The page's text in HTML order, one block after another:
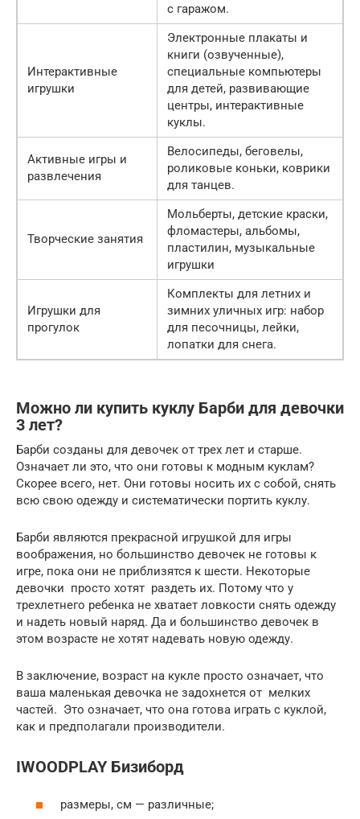
с гаражом.
Интерактивные
игрушки
Электронные плакаты и
книги (озвученные),
специальные компьютеры
для детей, развивающие
центры, интерактивные
куклы.
Активные игры и
развлечения
Велосипеды, беговелы,
роликовые коньки, коврики
для танцев.
Творческие занятия
Мольберты, детские краски,
фломастеры, альбомы,
пластилин, музыкальные
игрушки
Игрушки для
прогулок
Комплекты для летних и
зимних уличных игр: набор
для песочницы, лейки,
лопатки для снега.
Можно ли купить куклу Барби для девочки
3 лет?
Барби созданы для девочек от трех лет и старше.
Означает ли это, что они готовы к модным куклам?
Скорее всего, нет. Они готовы носить их с собой, снять
всю свою одежду и систематически портить куклу.
Барби являются прекрасной игрушкой для игры
воображения, но большинство девочек не готовы к
игре, пока они не приблизятся к шести. Некоторые
девочки просто хотят раздеть их. Потому что у
трехлетнего ребенка не хватает ловкости снять одежду
и надеть новый наряд. Да и большинство девочек в
этом возрасте не хотят надевать новую одежду.
В заключение, возраст на кукле просто означает, что
ваша маленькая девочка не задохнется от мелких
частей. Это означает, что она готова играть с куклой,
как и предполагали производители.
IWOODPLAY Бизиборд
размеры, см — различные;